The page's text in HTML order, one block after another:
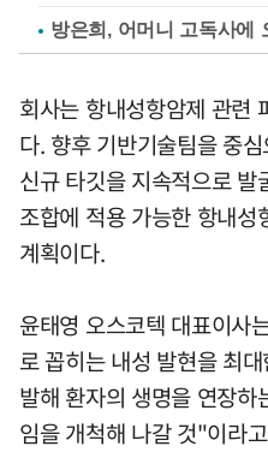
방은희, 어머니 고독사에
회사는 항내성항암제 관련
다. 향후 기반기술팀을 중
신규 타깃을 지속적으로
조합에 적용 가능한 항내
계획이다.
윤태영 오스코텍 대표이사
로 꼽히는 내성 발현을 최
발해 환자의 생명을 연장
임을 개척해 나갈 것"이라